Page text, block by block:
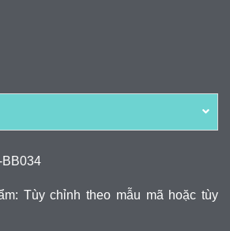
BB034
Tùy chỉnh theo mẫu mã hoặc tùy